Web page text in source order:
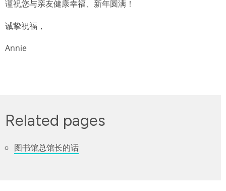
谨祝您与亲友健康幸福、新年圆满！
诚挚祝福，
Annie
Related pages
图书馆总馆长的话